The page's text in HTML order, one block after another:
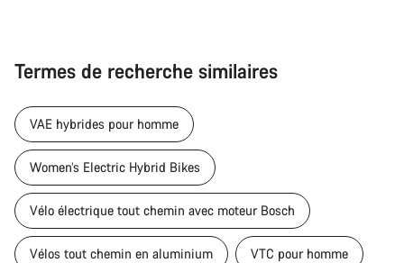
Termes de recherche similaires
VAE hybrides pour homme
Women’s Electric Hybrid Bikes
Vélo électrique tout chemin avec moteur Bosch
Vélos tout chemin en aluminium VTC pour homme